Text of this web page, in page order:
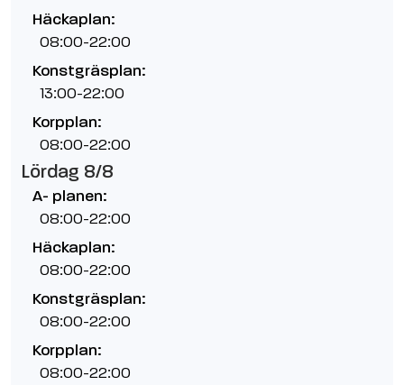
Häckaplan:
08:00-22:00
Konstgräsplan:
13:00-22:00
Korpplan:
08:00-22:00
Lördag 8/8
A- planen:
08:00-22:00
Häckaplan:
08:00-22:00
Konstgräsplan:
08:00-22:00
Korpplan:
08:00-22:00